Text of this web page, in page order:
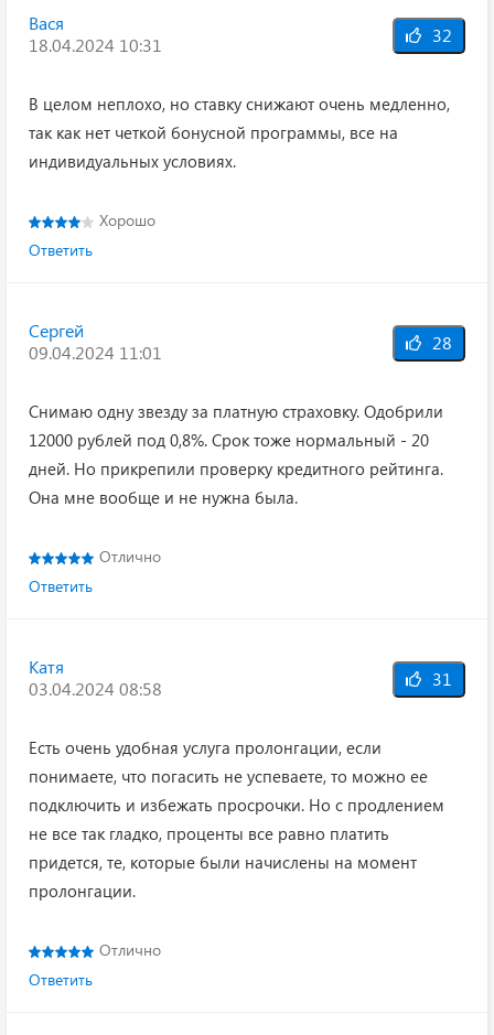
Вася
18.04.2024 10:31
32
В целом неплохо, но ставку снижают очень медленно,
так как нет четкой бонусной программы, все на
индивидуальных условиях.
Хорошо
Ответить
Сергей
09.04.2024 11:01
28
Снимаю одну звезду за платную страховку. Одобрили
12000 рублей под 0,8%. Срок тоже нормальный - 20
дней. Но прикрепили проверку кредитного рейтинга.
Она мне вообще и не нужна была.
Отлично
Ответить
Катя
03.04.2024 08:58
31
Есть очень удобная услуга пролонгации, если
понимаете, что погасить не успеваете, то можно ее
подключить и избежать просрочки. Но с продлением
не все так гладко, проценты все равно платить
придется, те, которые были начислены на момент
пролонгации.
Отлично
Ответить